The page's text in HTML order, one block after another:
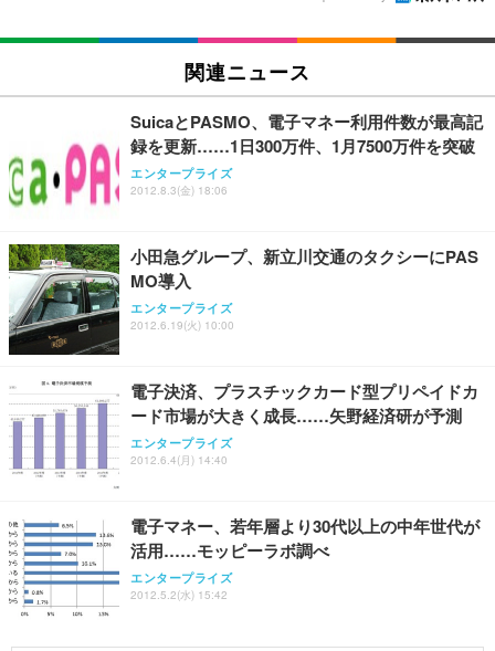
関連ニュース
SuicaとPASMO、電子マネー利用件数が最高記
録を更新……1日300万件、1月7500万件を突破
エンタープライズ
2012.8.3(金) 18:06
小田急グループ、新立川交通のタクシーにPAS
MO導入
エンタープライズ
2012.6.19(火) 10:00
電子決済、プラスチックカード型プリペイドカ
ード市場が大きく成長……矢野経済研が予測
エンタープライズ
2012.6.4(月) 14:40
電子マネー、若年層より30代以上の中年世代が
活用……モッピーラボ調べ
エンタープライズ
2012.5.2(水) 15:42